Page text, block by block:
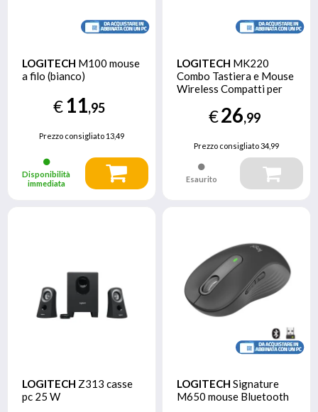
LOGITECH M100 mouse
a filo (bianco)
€11,95
Prezzo consigliato13,49
Disponibilità
immediata
LOGITECH MK220
Combo Tastiera e Mouse
Wireless Compatti per
Wireless con Ricevitore
USB Unifying, Durata
Compatibile con PC,
Laptop
€26,99
Prezzo consigliato34,99
Esaurito
LOGITECH Z313 casse
pc 25 W
LOGITECH Signature
M650 mouse Bluetooth